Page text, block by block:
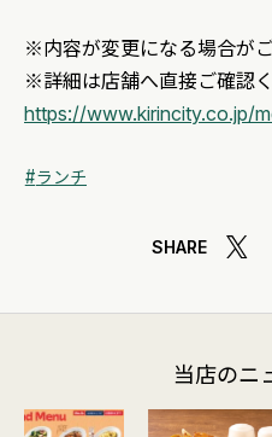
※内容が変更になる場合がご
※詳細は店舗へ直接ご確認く
https://www.kirincity.co.jp/
ランチ
SHARE
当店のニ